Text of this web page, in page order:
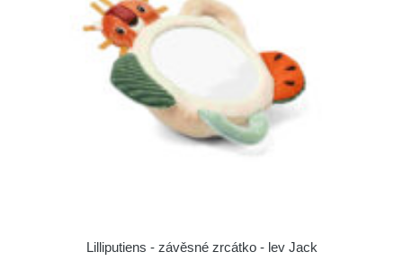
Lilliputiens - závěsné zrcátko - lev Jack